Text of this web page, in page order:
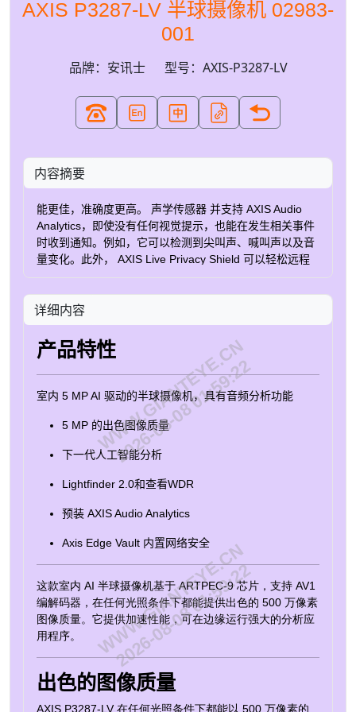
AXIS P3287-LV 半球摄像机 02983-
001
品牌：安讯士 型号：AXIS-P3287-LV
内容摘要
能更佳，准确度更高。 声学传感器 并支持 AXIS Audio
Analytics，即使没有任何视觉提示，也能在发生相关事件
时收到通知。例如，它可以检测到尖叫声、喊叫声以及音
量变化。此外， AXIS Live Privacy Shield 可以轻松远程
固的 IK10- 和 NEMA 4X 室内摄像机具备防破坏和抗冲击
性能。它内置入侵开关，可检测篡改行为。 Axis Edge
Vault ，我们的基于硬件 cybersecurity 平台，保护设备安
全并防止敏感信息未经授权访问。它还提供安全密钥存
储，并采用经 FIPS 140-3 3 级认证的安全加密密钥存储
和操作。此外，这款半球摄像机易于安装、维护和操作。
订购部件编号 名称 Axis region 部件编号 AXIS P3287-LV
AR, AU, BR, CN, EU, JP, UK, US 02983-001 图像传感器
CMOS 图像传感器大小 1/2.8" 觅光者 觅光者2.0 宽动态
范围 法医WDR 最低照度/感光度（彩色） 0.10 lux 最低照
度/感光度（黑白） 0 lux 最大视频分辨率 2592x1944 每
秒最大帧数 25/30 日夜功能 是 焦距 3.0 - 8.5 mm 水平视
场 104-34 ° 垂直视场 76-26 ° Zipstream 是 H.264 基
线，高，主要 H.265 是 PoE等级 3 签名操作系统 是 安全
级) Axis Edge Vault 是 远程对焦 是 遥控变焦 是 内置红外
是 本地存储（内存卡插槽） 是 工作温度 0至50°C 防破坏
等级 IK10 防护等级 IP54 专为重新上漆而设计 是 可持续
性 不含BFR/CFR，不含PVC
详细内容
产品特性
室内 5 MP AI 驱动的半球摄像机，具有音频分析功能
5 MP 的出色图像质量
下一代人工智能分析
Lightfinder 2.0和查看WDR
预装 AXIS Audio Analytics
Axis Edge Vault 内置网络安全
这款室内 AI 半球摄像机基于 ARTPEC-9 芯片，支持 AV1
编解码器，在任何光照条件下都能提供出色的 500 万像素
图像质量。它提供加速性能，可在边缘运行强大的分析应
用程序。
出色的图像质量
AXIS P3287-LV 在任何光照条件下都能以 500 万像素的
WWW.GIANTEYE.CN
2026-08-08 01:59:22
WWW.GIANTEYE.CN
2026-08-08 01:59:22